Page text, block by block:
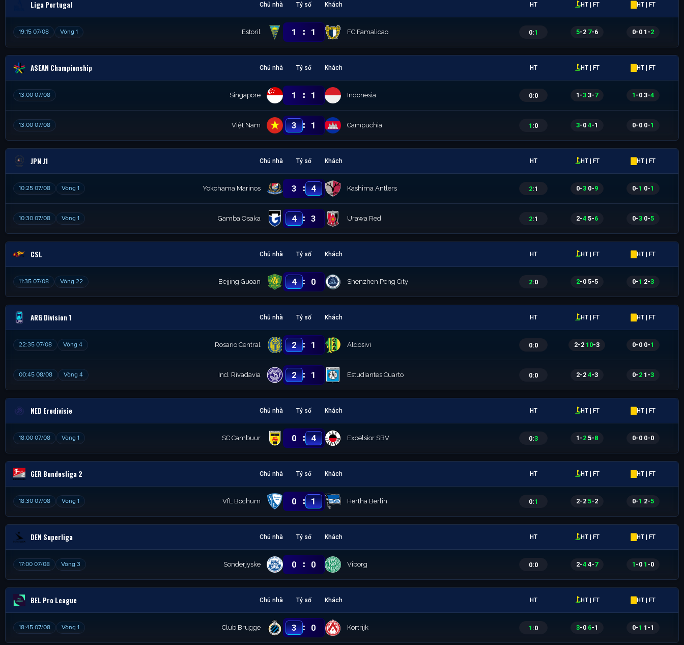
Liga Portugal Chủ nhà Tỷ số Khách HT HT | FT HT | FT
19:15 07/08 Vòng 1 Estoril 1 : 1 FC Famalicao 0:1 5-2| 7-6 0-0| 1 -2
ASEAN Championship Chủ nhà Tỷ số Khách HT HT | FT HT | FT
13:00 07/08 Singapore 1 : 1 Indonesia 0:0 1 -3| 3-7 1 -0| 3-4
13:00 07/08 Việt Nam 3 : 1 Campuchia 1 :0 3-0| 4-1 0-0| 0-1
JPN J1 Chủ nhà Tỷ số Khách HT HT | FT HT | FT
10:25 07/08 Vòng 1 Yokohama Marinos 3 : 4 Kashima Antlers 2:1 0-3| 0-9 0-1 0-1
10:30 07/08 Vòng 1 Gamba Osaka 4 : 3 Urawa Red 2:1 2-4| 5-6 0-3| 0-5
CSL Chủ nhà Tỷ số Khách HT HT | FT HT | FT
11:35 07/08 Vòng 22 Beijing Guoan 4 : 0 Shenzhen Peng City 2:0 2-0| 5-5 0-1 2-3
ARG Division 1 Chủ nhà Tỷ số Khách HT HT | FT HT | FT
22:35 07/08 Vòng 4 Rosario Central 2 : 1 Aldosivi 0:0 2-2 10-3 0-0| 0-1
00:45 08/08 Vòng 4 Ind. Rivadavia 2 : 1 Estudiantes Cuarto 0:0 2-2| 4-3 0-2| 1 -3
NED Eredivisie Chủ nhà Tỷ số Khách HT HT | FT HT | FT
18:00 07/08 Vòng 1 SC Cambuur 0 : 4 Excelsior SBV 0:3 1 -2| 5-8 0-0| 0-0
GER Bundesliga 2 Chủ nhà Tỷ số Khách HT HT | FT HT | FT
18:30 07/08 Vòng 1 VfL Bochum 0 : 1 Hertha Berlin 0:1 2-2| 5-2 0-1 2-5
DEN Superliga Chủ nhà Tỷ số Khách HT HT | FT HT | FT
17:00 07/08 Vòng 3 Sonderjyske 0 : 0 Viborg 0:0 2-4| 4-7 1 -0| 1 -0
BEL Pro League Chủ nhà Tỷ số Khách HT HT | FT HT | FT
18:45 07/08 Vòng 1 Club Brugge 3 : 0 Kortrijk 1 :0 3-0| 6-1 0-1 1 -1